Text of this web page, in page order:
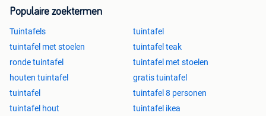
Populaire zoektermen
Tuintafels
tuintafel
tuintafel met stoelen
tuintafel teak
ronde tuintafel
tuintafel met stoelen
houten tuintafel
gratis tuintafel
tuintafel
tuintafel 8 personen
tuintafel hout
tuintafel ikea